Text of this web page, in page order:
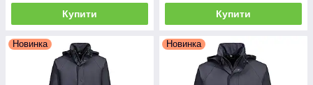
Купити Купити
Новинка Новинка